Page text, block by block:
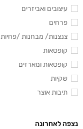
עיצובים ואביזרים
פרחים
צנצנות/ מבחנות /פחיות
קופסאות
קופסאות ומארזים
שקיות
תיבות אוצר
נצפה לאחרונה